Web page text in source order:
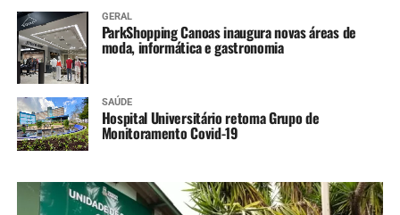
GERAL
ParkShopping Canoas inaugura novas áreas de
moda, informática e gastronomia
SAÚDE
Hospital Universitário retoma Grupo de
Monitoramento Covid-19